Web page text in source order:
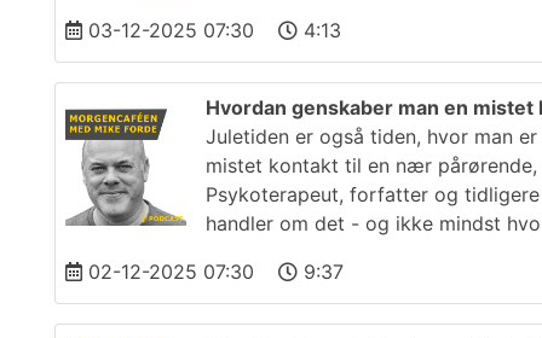
03-12-2025 07:30 4:13
Hvordan genskaber man en
Juletiden er også tiden, hvor man
mistet kontakt til en nær
Psykoterapeut, forfatter og
handler om det - og ikke mindst
02-12-2025 07:30
9:37